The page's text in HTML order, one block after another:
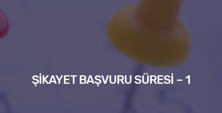
ŞİKAYET BAŞVURU SÜRESİ – 1